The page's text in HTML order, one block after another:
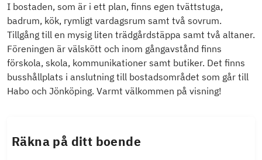
I bostaden, som är i ett plan, finns egen tvättstuga,
badrum, kök, rymligt vardagsrum samt två sovrum.
Tillgång till en mysig liten trädgårdstäppa samt två altaner.
Föreningen är välskött och inom gångavstånd finns
förskola, skola, kommunikationer samt butiker. Det finns
busshållplats i anslutning till bostadsområdet som går till
Habo och Jönköping. Varmt välkommen på visning!
Räkna på ditt boende